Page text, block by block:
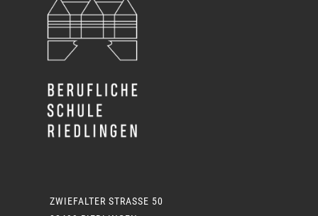
ZWIEFALTER STRASSE 50